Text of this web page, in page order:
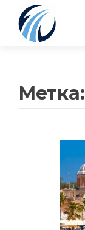
Метка: